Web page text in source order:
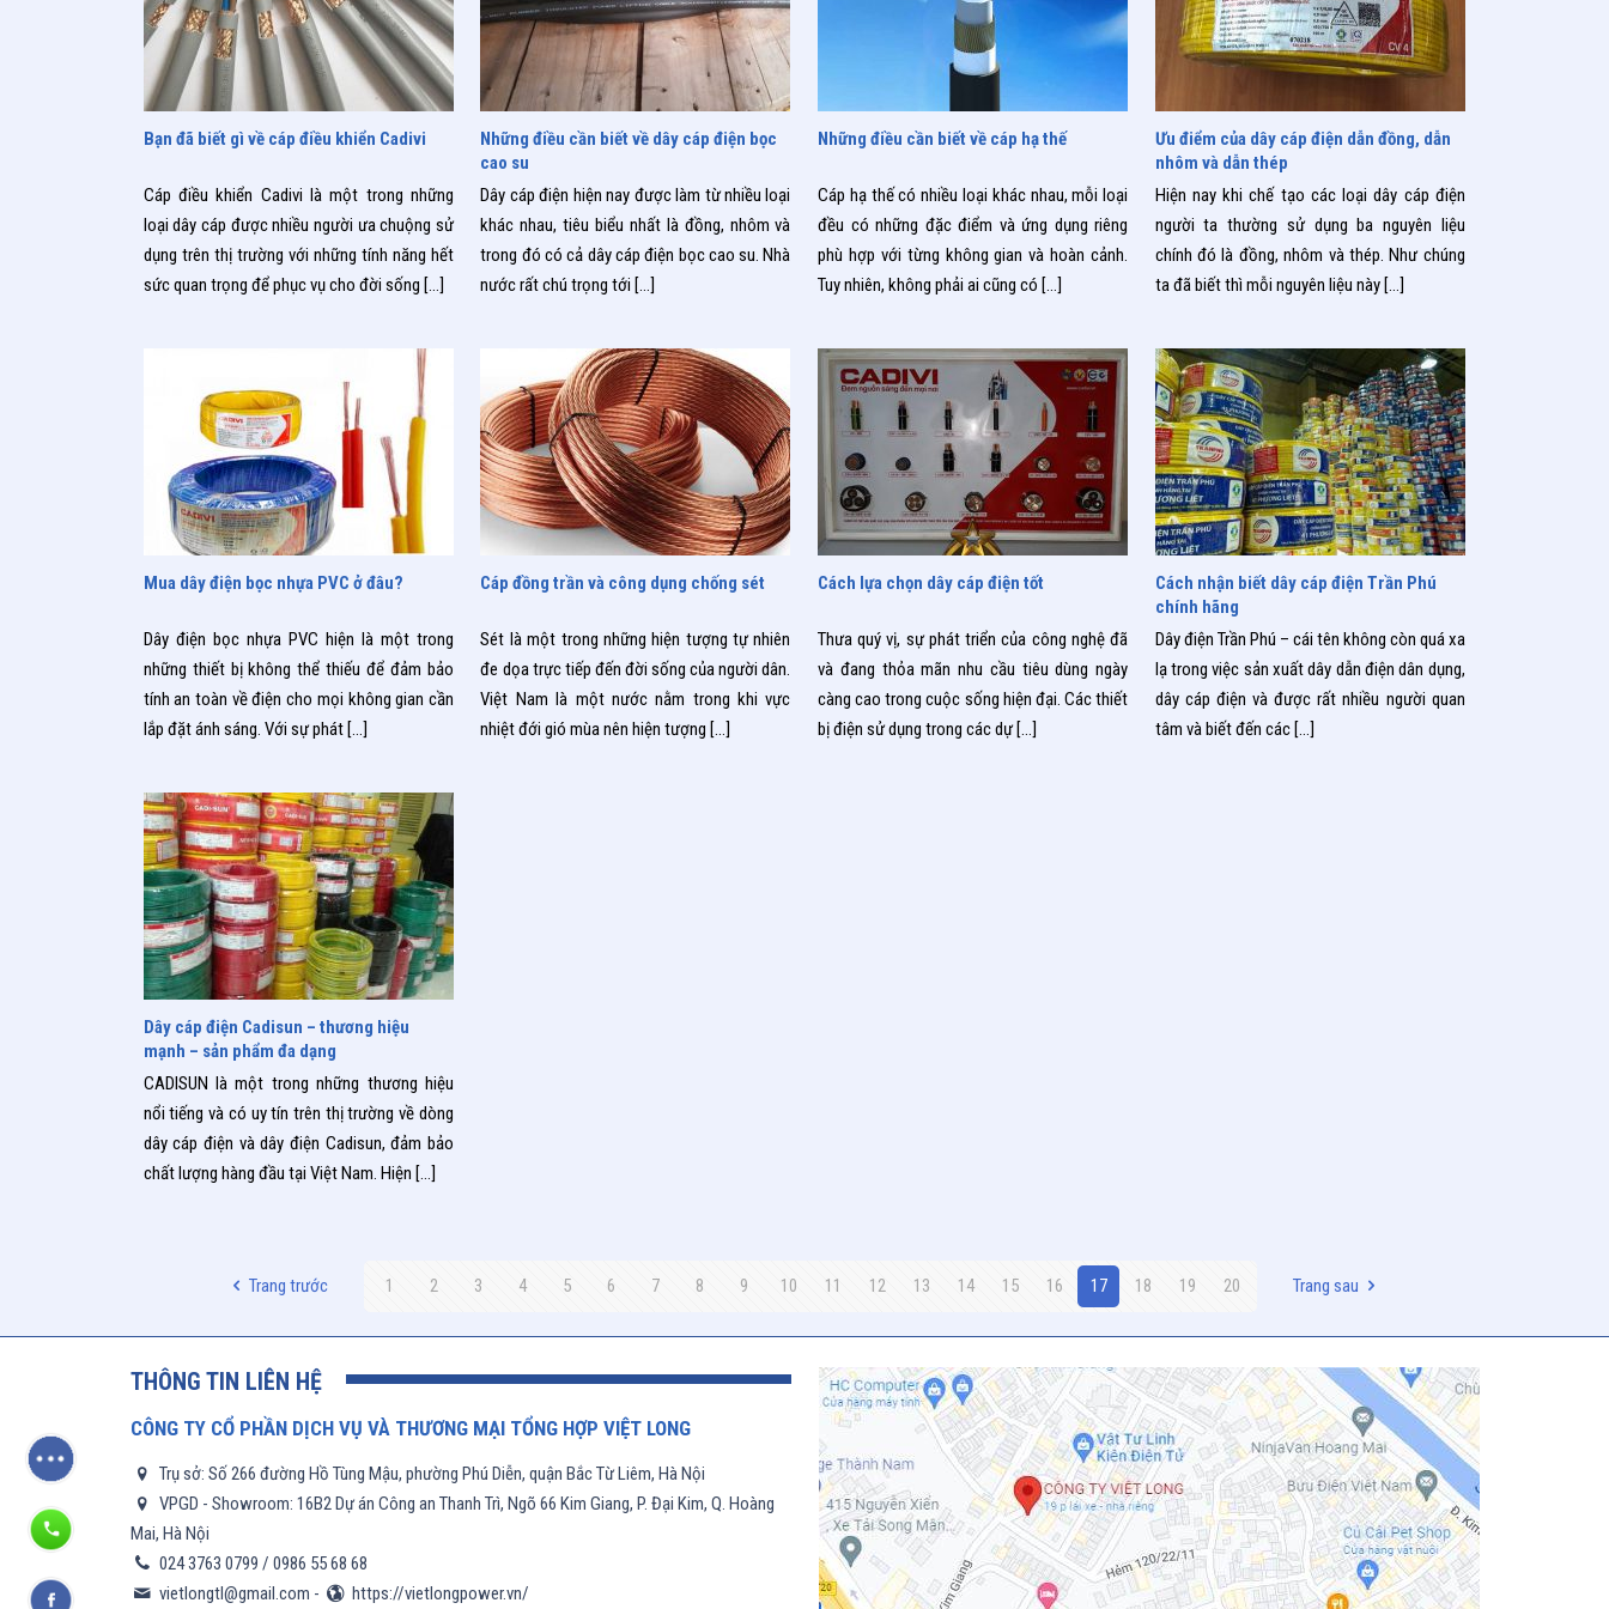
09/09/2019
Bạn đã biết gì về cáp điều khiển Cadivi
Cáp điều khiển Cadivi là một trong những
loại dây cáp được nhiều người ưa chuộng sử
dụng trên thị trường với những tính năng hết
sức quan trọng để phục vụ cho đời sống […]
07/09/2019
Những điều cần biết về dây cáp điện bọc
cao su
Dây cáp điện hiện nay được làm từ nhiều loại
khác nhau, tiêu biểu nhất là đồng, nhôm và
trong đó có cả dây cáp điện bọc cao su. Nhà
nước rất chú trọng tới […]
05/09/2019
Những điều cần biết về cáp hạ thế
Cáp hạ thế có nhiều loại khác nhau, mỗi loại
đều có những đặc điểm và ứng dụng riêng
phù hợp với từng không gian và hoàn cảnh.
Tuy nhiên, không phải ai cũng có […]
03/09/2019
Ưu điểm của dây cáp điện dẫn đồng, dẫn
nhôm và dẫn thép
Hiện nay khi chế tạo các loại dây cáp điện
người ta thường sử dụng ba nguyên liệu
chính đó là đồng, nhôm và thép. Như chúng
ta đã biết thì mỗi nguyên liệu này[…]
01/09/2019
Mua dây điện bọc nhựa PVC ở đâu?
Dây điện bọc nhựa PVC hiện là một trong
những thiết bị không thể thiếu để đảm bảo
tính an toàn về điện cho mọi không gian cần
lắp đặt ánh sáng. Với sự phát[…]
21/08/2019
Cáp đồng trần và công dụng chống sét
Sét là một trong những hiện tượng tự nhiên
đe dọa trực tiếp đến đời sống của người dân.
Việt Nam là một nước nằm trong khi vực
nhiệt đới gió mùa nên hiện tượng […]
19/08/2019
Cách lựa chọn dây cáp điện tốt
Thưa quý vị, sự phát triển của công nghệ đã
và đang thỏa mãn nhu cầu tiêu dùng ngày
càng cao trong cuộc sống hiện đại. Các thiết
bị điện sử dụng trong các dự[…]
19/08/2019
Cách nhận biết dây cáp điện Trần Phú
chính hãng
Dây điện Trần Phú – cái tên không còn quá xa
lạ trong việc sản xuất dây dẫn điện dân dụng,
dây cáp điện và được rất nhiều người quan
tâm và biết đến các[…]
17/08/2019
Dây cáp điện Cadisun – thương hiệu
mạnh – sản phẩm đa dạng
CADISUN là một trong những thương hiệu
nổi tiếng và có uy tín trên thị trường về dòng
dây cáp điện và dây điện Cadisun, đảm bảo
chất lượng hàng đầu tại Việt Nam. Hiện […]
Trang trước 1 2 3 4 5 6 7 8 9 10 11 12 13 14 15 16 17 18 19 20 Trang sau
THÔNG TIN LIÊN HỆ
CÔNG TY CỔ PHẦN DỊCH VỤ VÀ THƯƠNG MẠI TỔNG HỢP VIỆT LONG
Trụ sở: Số 266 đường Hồ Tùng Mậu, phường Phú Diễn, quận Bắc Từ Liêm, Hà Nội
VPGD - Showroom: 16B2 Dự án Công an Thanh Trì, Ngõ 66 Kim Giang, P. Đại Kim, Q. Hoàng
Mai, Hà Nội
024 3763 0799 / 0986 55 68 68
vietlongtl@gmail.com - https://vietlongpower.vn/